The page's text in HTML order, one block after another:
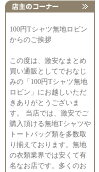
100円Tシャツ無地ロビン
からのご挨拶
この度は、激安なまとめ
買い通販としてでおなじ
みの「100円Tシャツ無地
ロビン」にお越しいただ
きありがとうございま
す。 当店では、激安でご
購入頂ける無地Tシャツや
トートバッグ類を多数取
り揃えております。無地
の衣類業界では安くて有
名なお店です。多くのお